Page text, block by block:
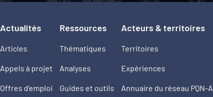
Actualités
Articles
Appels à projet
Offres d’emploi
Ressources
Thématiques
Analyses
Guides et outils
Acteurs & territoires
Territoires
Expériences
Annuaire du réseau PQN-A